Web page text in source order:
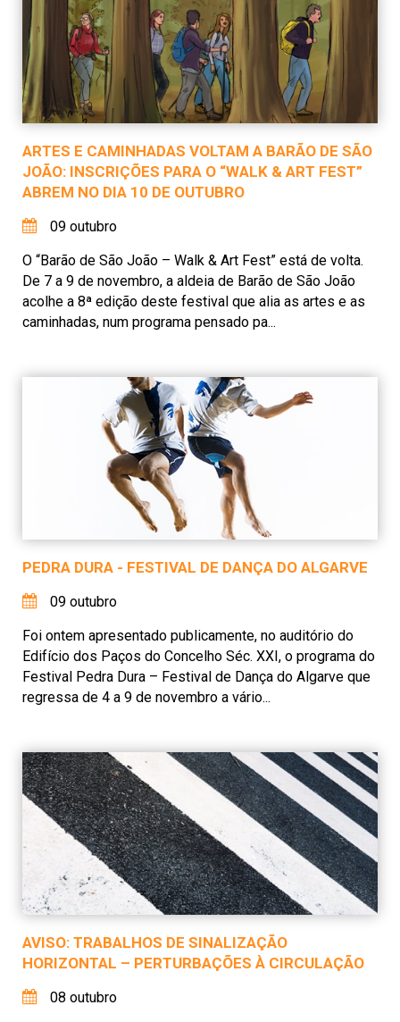
ARTES E CAMINHADAS VOLTAM A BARÃO DE SÃO
JOÃO: INSCRIÇÕES PARA O “WALK & ART FEST”
ABREM NO DIA 10 DE OUTUBRO
09 outubro
O “Barão de São João – Walk & Art Fest” está de volta.
De 7 a 9 de novembro, a aldeia de Barão de São João
acolhe a 8ª edição deste festival que alia as artes e as
caminhadas, num programa pensado pa...
PEDRA DURA - FESTIVAL DE DANÇA DO ALGARVE
09 outubro
Foi ontem apresentado publicamente, no auditório do
Edifício dos Paços do Concelho Séc. XXI, o programa do
Festival Pedra Dura – Festival de Dança do Algarve que
regressa de 4 a 9 de novembro a vário...
AVISO: TRABALHOS DE SINALIZAÇÃO
HORIZONTAL – PERTURBAÇÕES À CIRCULAÇÃO
08 outubro